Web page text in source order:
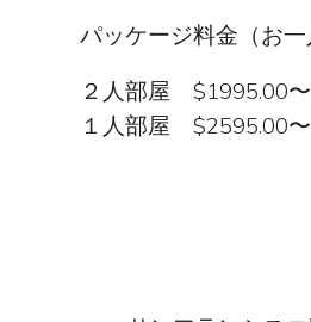
パッケージ料金（お
２人部屋 $1995.00〜
１人部屋 $2595.00〜